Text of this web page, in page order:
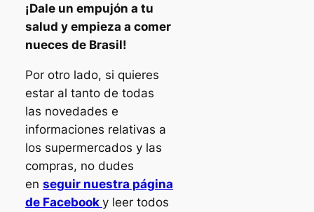
¡Dale un empujón a tu
salud y empieza a comer
nueces de Brasil!
Por otro lado, si quieres
estar al tanto de todas
las novedades e
informaciones relativas a
los supermercados y las
compras, no dudes
en seguir nuestra página
de Facebook y leer todos